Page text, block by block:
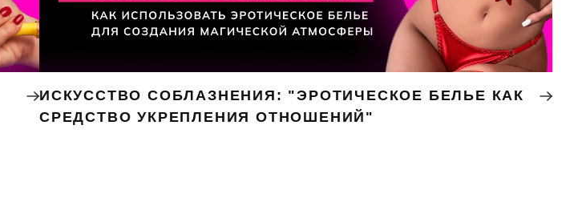
ИСКУССТВО СОБЛАЗНЕНИЯ: "ЭРОТИЧЕСКОЕ БЕЛЬЕ КАК
СРЕДСТВО УКРЕПЛЕНИЯ ОТНОШЕНИЙ"